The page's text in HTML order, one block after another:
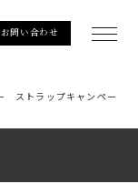
お問い合わせ
ストラップキャンペー